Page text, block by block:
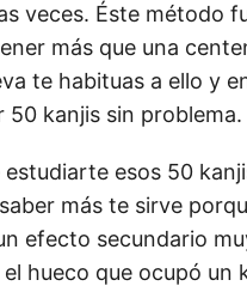
veces. Éste método
más que una
te habituas a ello y
kanjis sin problema.
esos 50
más te sirve
efecto secundario
hueco que ocupó un